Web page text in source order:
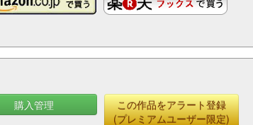
購入管理
この作品をアラート登録
(プレミアムユーザー限定)